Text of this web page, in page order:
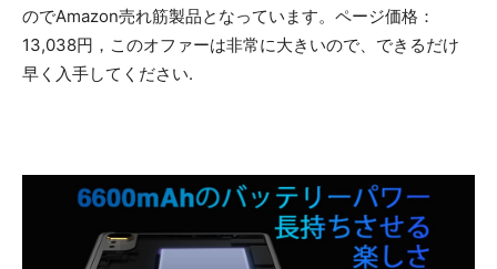
のでAmazon売れ筋製品となっています。ページ価格：
13,038円，このオファーは非常に大きいので、できるだけ
早く入手してください.